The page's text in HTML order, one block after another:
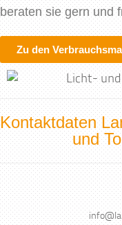
beraten sie gern und
Zu den
Kontaktdaten
und